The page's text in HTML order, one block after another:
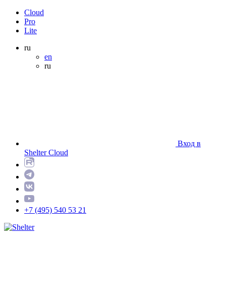
Cloud
Pro
Lite
ru
en
ru
Вход в
Shelter Cloud
+7 (495) 540 53 21